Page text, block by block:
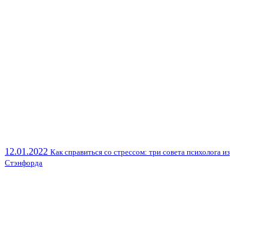
12.01.2022 Как справиться со стрессом: три совета психолога из
Стэнфорда